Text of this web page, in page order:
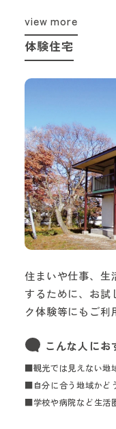
view more
体験住宅
住まいや仕事、生
するために、お試
ク体験等にもご利
こんな人にお
■観光では見えない地
■自分に合う地域かど
■学校や病院など生活